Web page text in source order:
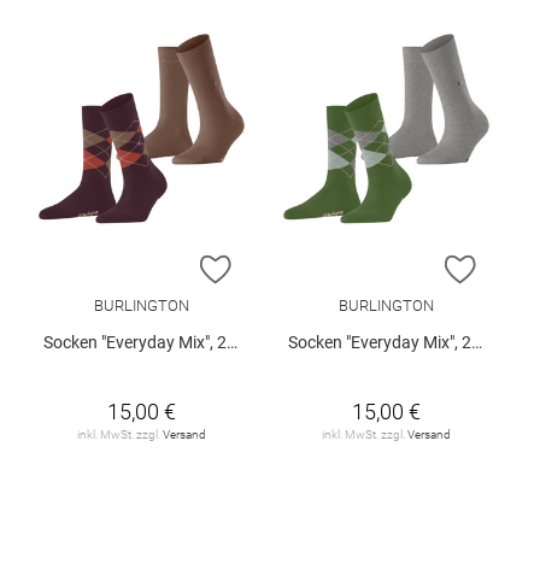
ZUR WUNSCHLISTE HINZUFÜGEN
BURLINGTON
Socken "Everyday Mix", 2er-Pack
15,00 €
inkl. MwSt. zzgl. Versand
ZUR
BURLINGTON
Socken "Everyday Mix", 2er-Pack
15,00 €
inkl. MwSt. zzgl. Versand